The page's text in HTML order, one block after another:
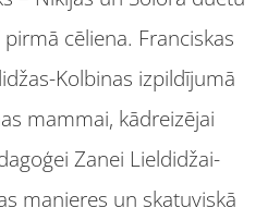
pirmā cēliena. Franciskas
Kolbinas izpildījumā
mammai, kādreizējai
Zanei Lieldidžai-
manieres un skatuviskā